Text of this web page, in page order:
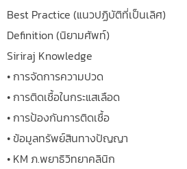
Best Practice (แนวปฏิบัติที่เป็นเลิศ)
Definition (นิยามศัพท์)
Siriraj Knowledge
• การจัดการความปวด
• การติดเชื้อในกระแสเลือด
• การป้องกันการติดเชื้อ
• ข้อมูลทรัพย์สินทางปัญญา
• KM ภ.พยาธิวิทยาคลินิก